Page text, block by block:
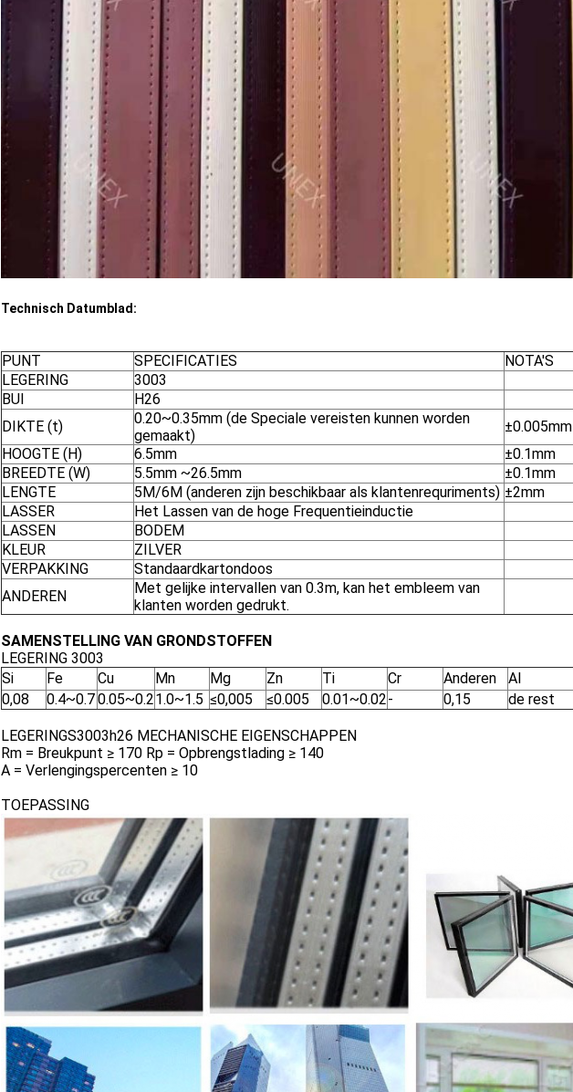
Technisch Datumblad:
PUNT SPECIFICATIES
NOTA'S
LEGERING
3003
BUI
H26
DIKTE (t)
0.20~0.35mm (de Speciale vereisten kunnen worden
gemaakt)
±0.005mm
HOOGTE (H)
6.5mm
±0.1mm
BREEDTE (W)
5.5mm ~26.5mm
±0.1mm
LENGTE
5M/6M (anderen zijn beschikbaar als klantenrequriments) ±2mm
LASSER
Het Lassen van de hoge Frequentieinductie
LASSEN
BODEM
KLEUR
ZILVER
VERPAKKING
Standaardkartondoos
ANDEREN
Met gelijke intervallen van 0.3m, kan het embleem van
klanten worden gedrukt.
SAMENSTELLING VAN GRONDSTOFFEN
LEGERING 3003
Si
Fe Cu Mn Mg Zn Ti Cr Anderen
Al
0,08
0.4~0.70.05~0.21.0~1.5 ≤0,005 ≤0.005 0.01~0.02- 0,15 de rest
LEGERINGS3003h26 MECHANISCHE EIGENSCHAPPEN
Rm = Breukpunt ≥ 170 Rp = Opbrengstlading ≥ 140
A = Verlengingspercenten ≥ 10
TOEPASSING